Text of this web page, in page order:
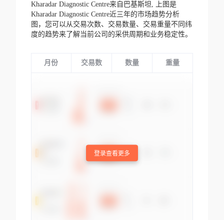
Kharadar Diagnostic Centre来自巴基斯坦,
上图是
Kharadar Diagnostic Centre近三年的市场趋势分析
图，您可以从交易次数、交易数量、交易重量不同纬
度的趋势来了解当前公司的采供周期和业务稳定性。
月份 交易数 数量 重量
登录查看更多